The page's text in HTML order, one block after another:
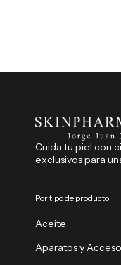
Cuida tu piel con
exclusivos para
Por tipo de producto
Aceite
Aparatos y